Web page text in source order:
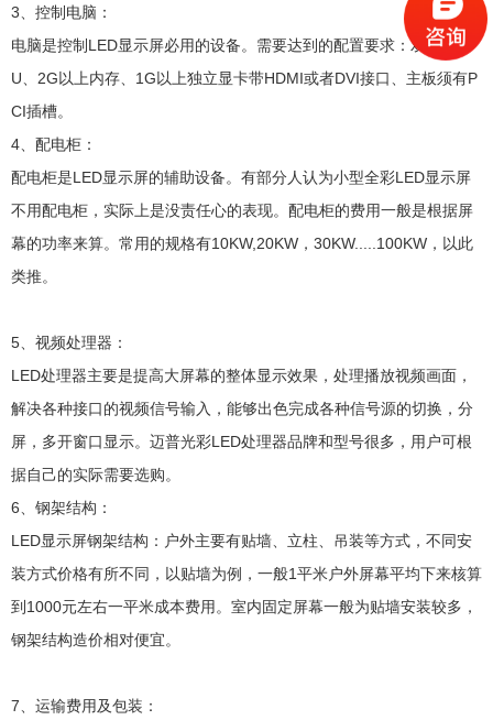
3、控制电脑：
电脑是控制LED显示屏必用的设备。需要达到的配置要求：双核的CP
U、2G以上内存、1G以上独立显卡带HDMI或者DVI接口、主板须有P
CI插槽。
4、配电柜：
配电柜是LED显示屏的辅助设备。有部分人认为小型全彩LED显示屏
不用配电柜，实际上是没责任心的表现。配电柜的费用一般是根据屏
幕的功率来算。常用的规格有10KW,20KW，30KW.....100KW，以此
类推。
5、视频处理器：
LED处理器主要是提高大屏幕的整体显示效果，处理播放视频画面，
解决各种接口的视频信号输入，能够出色完成各种信号源的切换，分
屏，多开窗口显示。迈普光彩LED处理器品牌和型号很多，用户可根
据自己的实际需要选购。
6、钢架结构：
LED显示屏钢架结构：户外主要有贴墙、立柱、吊装等方式，不同安
装方式价格有所不同，以贴墙为例，一般1平米户外屏幕平均下来核算
到1000元左右一平米成本费用。室内固定屏幕一般为贴墙安装较多，
钢架结构造价相对便宜。
7、运输费用及包装：